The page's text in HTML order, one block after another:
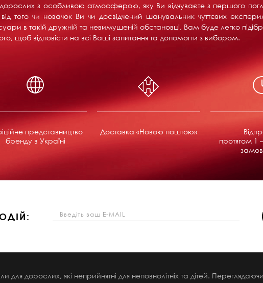
дорослих з особливою атмосферою, яку Ви відчуваєте з першого
того чи новачок Ви чи досвідчений шанувальник чуттєвих
в такій дружній та невимушеній обстановці, Вам буде легко
щоб відповісти на всі Ваші запитання та допомогти з вибором.
представництво
бренду в Україні
Доставка «Новою поштою»
протягом 1
для дорослих, які неприйнятні для неповнолітніх та дітей.